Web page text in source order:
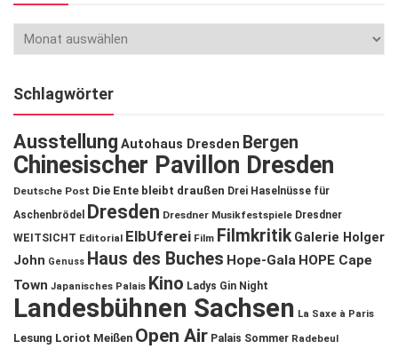
Schlagwörter
Ausstellung Autohaus Dresden Bergen
Chinesischer Pavillon Dresden
Deutsche Post Die Ente bleibt draußen Drei Haselnüsse für
Aschenbrödel
Dresden Dresdner Musikfestspiele Dresdner
WEITSICHT Editorial ElbUferei Film Filmkritik Galerie Holger
John Genuss Haus des Buches Hope-Gala HOPE Cape
Town Japanisches Palais Kino Ladys Gin Night
Landesbühnen Sachsen La Saxe à Paris
Lesung Loriot Meißen Open Air Palais Sommer Radebeul